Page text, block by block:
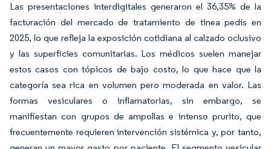
Las presentaciones interdigitales generaron el 36,35% de la
facturación del mercado de tratamiento de tinea pedis en
2025, lo que refleja la exposición cotidiana al calzado oclusivo
y las superficies comunitarias. Los médicos suelen manejar
estos casos con tópicos de bajo costo, lo que hace que la
categoría sea rica en volumen pero moderada en valor. Las
formas vesiculares o inflamatorias, sin embargo, se
manifiestan con grupos de ampollas e intenso prurito, que
frecuentemente requieren intervención sistémica y, por tanto,